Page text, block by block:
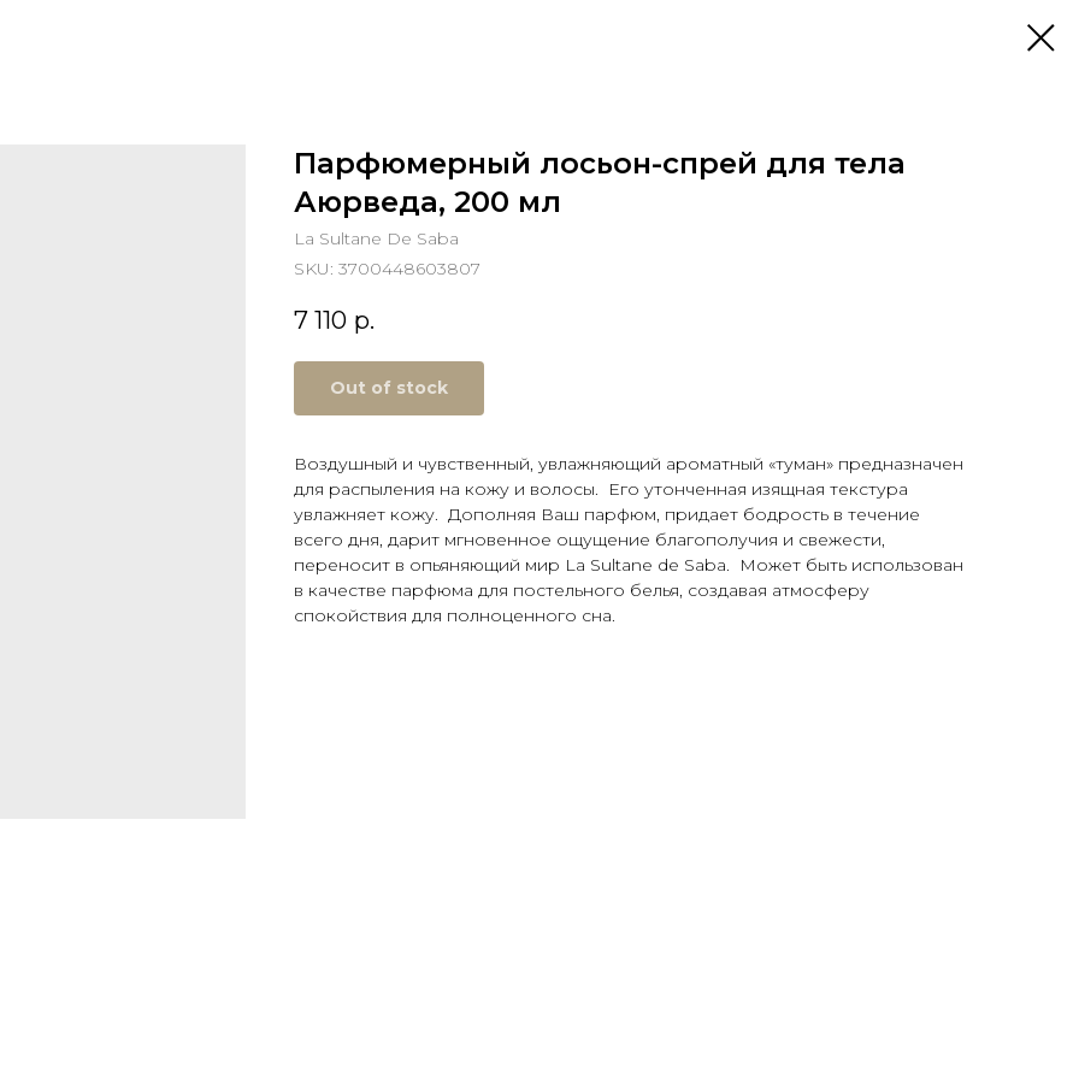
Парфюмерный лосьон-спрей для тела
Аюрведа, 200 мл
La Sultane De Saba
SKU: 3700448603807
7 110 р.
Out of stock
Воздушный и чувственный, увлажняющий ароматный «туман» предназначен
для распыления на кожу и волосы. Его утонченная изящная текстура
увлажняет кожу. Дополняя Ваш парфюм, придает бодрость в течение
всего дня, дарит мгновенное ощущение благополучия и свежести,
переносит в опьяняющий мир La Sultane de Saba. Может быть использован
в качестве парфюма для постельного белья, создавая атмосферу
спокойствия для полноценного сна.